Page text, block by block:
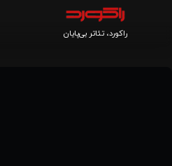
راکورد، تئاتر بی‌پایان